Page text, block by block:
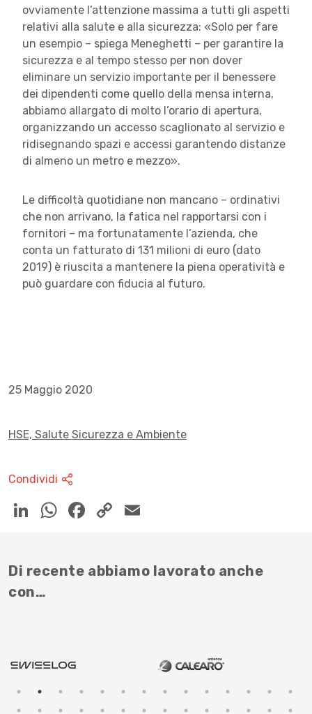
25 Maggio 2020
HSE, Salute Sicurezza e Ambiente
Condividi
ovviamente l’attenzione massima a tutti gli aspetti
relativi alla salute e alla sicurezza: «Solo per fare
un esempio – spiega Meneghetti – per garantire la
sicurezza e al tempo stesso per non dover
eliminare un servizio importante per il benessere
dei dipendenti come quello della mensa interna,
abbiamo allargato di molto l’orario di apertura,
organizzando un accesso scaglionato al servizio e
ridisegnando spazi e accessi garantendo distanze
di almeno un metro e mezzo».
Le difficoltà quotidiane non mancano – ordinativi
che non arrivano, la fatica nel rapportarsi con i
fornitori – ma fortunatamente l’azienda, che
conta un fatturato di 131 milioni di euro (dato
2019) è riuscita a mantenere la piena operatività e
può guardare con fiducia al futuro.
Di recente abbiamo lavorato anche
con…